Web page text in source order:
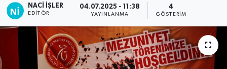
NACI İŞLER
EDITÖR
04.07.2025 - 11:38
YAYINLANMA
4
GÖSTERIM